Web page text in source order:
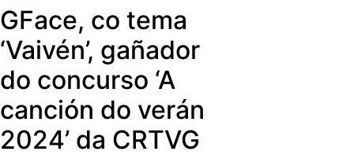
unha produción de Abano
Producións, El Gatoverde
Producciones, UniKo Estudio
Creativo, Sultana Films, Fabian&Fred
(España, Alemaña), co apoio da canle
pública galega.
A cinta baséase no conto
GFace, co tema
‘Vaivén’, gañador
do concurso ‘A
canción do verán
2024’ da CRTVG